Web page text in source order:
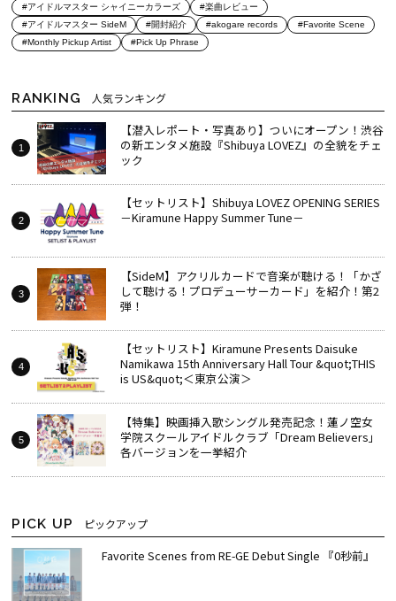
#アイドルマスター シャイニーカラーズ
#楽曲レビュー
#アイドルマスター SideM
#開封紹介 #akogare records
#Favorite Scene
#Monthly Pickup Artist
#Pick Up Phrase
RANKING 人気ランキング
【潜入レポート・写真あり】ついにオープン！渋谷
の新エンタメ施設『Shibuya LOVEZ』の全貌をチェ
ック
【セットリスト】Shibuya LOVEZ OPENING SERIES
－Kiramune Happy Summer Tune－
【SideM】アクリルカードで音楽が聴ける！「かざ
して聴ける！プロデューサーカード」を紹介！第2
弾！
【セットリスト】Kiramune Presents Daisuke
Namikawa 15th Anniversary Hall Tour &quot;THIS
is US&quot;＜東京公演＞
【特集】映画挿入歌シングル発売記念！蓮ノ空女
学院スクールアイドルクラブ「Dream Believers」
各バージョンを一挙紹介
PICK UP ピックアップ
Favorite Scenes from RE-GE Debut Single 『0秒前』